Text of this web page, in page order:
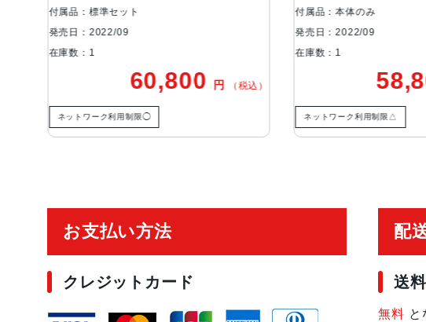
TrueDepth
生体認証
付属品：標準セット
発売日：2022/09
在庫数：1
60,800円 （税込）
ネットワーク利用制限◯
付属品：本体のみ
発売日：2022/09
在庫数：1
58,800
ネットワーク利用制限△
お支払い方法
クレジットカード
配
送料
無料 と